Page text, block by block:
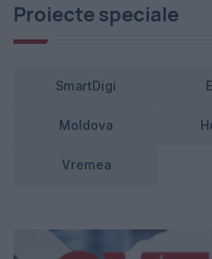
Proiecte speciale
SmartDigi
Moldova
Vremea